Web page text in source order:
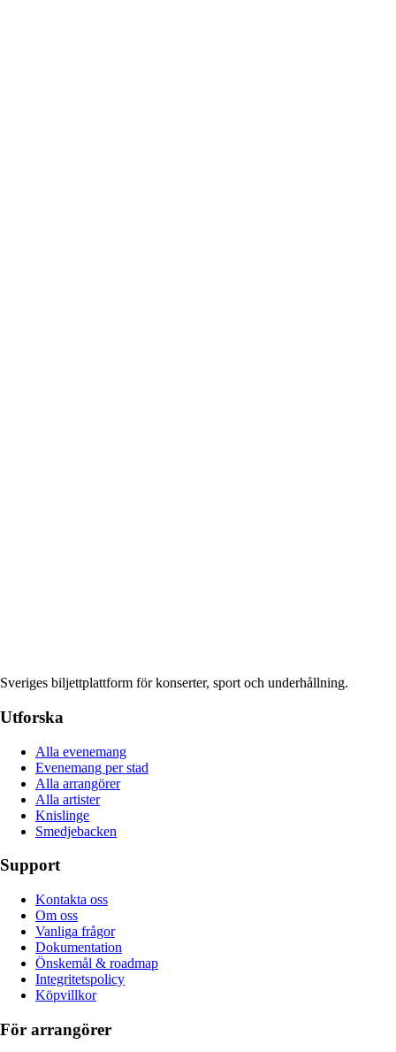
Sveriges biljettplattform för konserter, sport och underhållning.
Utforska
Alla evenemang
Evenemang per stad
Alla arrangörer
Alla artister
Knislinge
Smedjebacken
Support
Kontakta oss
Om oss
Vanliga frågor
Dokumentation
Önskemål & roadmap
Integritetspolicy
Köpvillkor
För arrangörer